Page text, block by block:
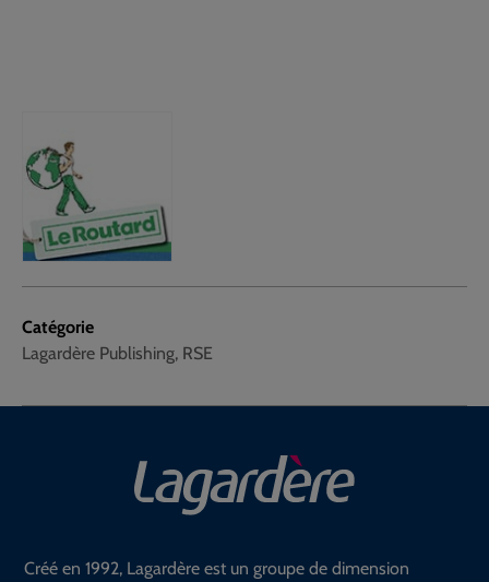
Catégorie
Lagardère Publishing, RSE
Créé en 1992, Lagardère est un groupe de dimension